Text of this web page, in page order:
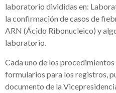
laboratorio divididas en:
la confirmación de casos de
ARN (Ácido Ribonucleico) y
laboratorio.
Cada uno de los
formularios para los registros,
documento de la